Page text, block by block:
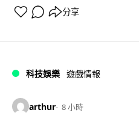
分享
科技娛樂 遊戲情報
arthur 8 小時